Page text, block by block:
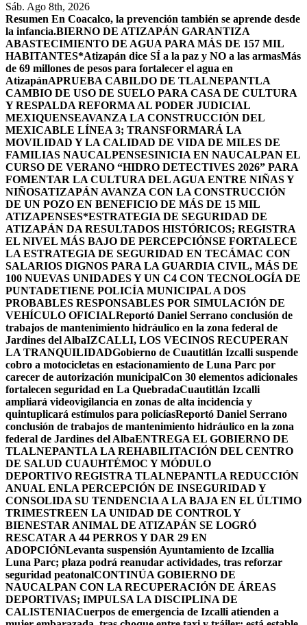
Sáb. Ago 8th, 2026
Resumen En Coacalco, la prevención también se aprende desde
la infancia.BIERNO DE ATIZAPÁN GARANTIZA
ABASTECIMIENTO DE AGUA PARA MÁS DE 157 MIL
HABITANTES*Atizapán dice SÍ a la paz y NO a las armasMás
de 69 millones de pesos para fortalecer el agua en
AtizapánAPRUEBA CABILDO DE TLALNEPANTLA
CAMBIO DE USO DE SUELO PARA CASA DE CULTURA
Y RESPALDA REFORMA AL PODER JUDICIAL
MEXIQUENSEAVANZA LA CONSTRUCCIÓN DEL
MEXICABLE LÍNEA 3; TRANSFORMARÁ LA
MOVILIDAD Y LA CALIDAD DE VIDA DE MILES DE
FAMILIAS NAUCALPENSESINICIA EN NAUCALPAN EL
CURSO DE VERANO “HIDRO DETECTIVES 2026” PARA
FOMENTAR LA CULTURA DEL AGUA ENTRE NIÑAS Y
NIÑOSATIZAPÁN AVANZA CON LA CONSTRUCCIÓN
DE UN POZO EN BENEFICIO DE MÁS DE 15 MIL
ATIZAPENSES*ESTRATEGIA DE SEGURIDAD DE
ATIZAPÁN DA RESULTADOS HISTÓRICOS; REGISTRA
EL NIVEL MÁS BAJO DE PERCEPCIÓNSE FORTALECE
LA ESTRATEGIA DE SEGURIDAD EN TECÁMAC CON
SALARIOS DIGNOS PARA LA GUARDIA CIVIL, MÁS DE
100 NUEVAS UNIDADES Y UN C4 CON TECNOLOGÍA DE
PUNTADETIENE POLICÍA MUNICIPAL A DOS
PROBABLES RESPONSABLES POR SIMULACIÓN DE
VEHÍCULO OFICIALReportó Daniel Serrano conclusión de
trabajos de mantenimiento hidráulico en la zona federal de
Jardines del AlbaIZCALLI, LOS VECINOS RECUPERAN
LA TRANQUILIDADGobierno de Cuautitlán Izcalli suspende
cobro a motocicletas en estacionamiento de Luna Parc por
carecer de autorización municipalCon 30 elementos adicionales
fortalecen seguridad en La QuebradaCuautitlán Izcalli
ampliará videovigilancia en zonas de alta incidencia y
quintuplicará estímulos para policíasReportó Daniel Serrano
conclusión de trabajos de mantenimiento hidráulico en la zona
federal de Jardines del AlbaENTREGA EL GOBIERNO DE
TLALNEPANTLA LA REHABILITACIÓN DEL CENTRO
DE SALUD CUAUHTÉMOC Y MÓDULO
DEPORTIVO REGISTRA TLALNEPANTLA REDUCCIÓN
ANUAL ENLA PERCEPCIÓN DE INSEGURIDAD Y
CONSOLIDA SU TENDENCIA A LA BAJA EN EL ÚLTIMO
TRIMESTREEN LA UNIDAD DE CONTROL Y
BIENESTAR ANIMAL DE ATIZAPÁN SE LOGRÓ
RESCATAR A 44 PERROS Y DAR 29 EN
ADOPCIÓNLevanta suspensión Ayuntamiento de Izcallia
Luna Parc; plaza podrá reanudar actividades, tras reforzar
seguridad peatonalCONTINÚA GOBIERNO DE
NAUCALPAN CON LA RECUPERACIÓN DE ÁREAS
DEPORTIVAS; IMPULSA LA DISCIPLINA DE
CALISTENIACuerpos de emergencia de Izcalli atienden a